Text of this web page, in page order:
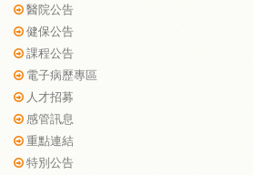
醫院公告
健保公告
課程公告
電子病歷專區
人才招募
感管訊息
重點連結
特別公告